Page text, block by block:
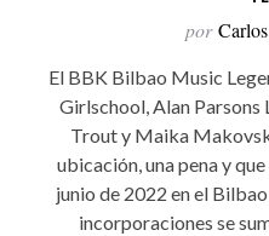
por
El BBK Bilbao Music
Girlschool, Alan
Trout y Maika
ubicación, una pena y
junio de 2022 en el
incorporaciones se